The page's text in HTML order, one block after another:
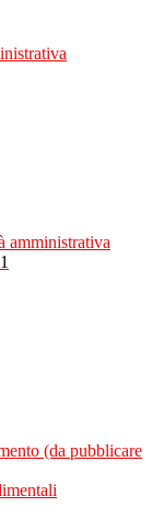
amministrativa
1
(da pubblicare